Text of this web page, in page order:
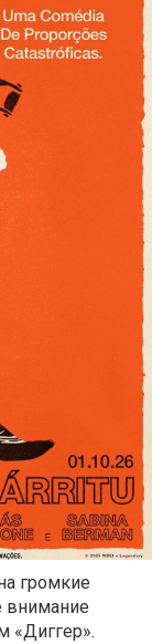
громкие
внимание
«Диггер».